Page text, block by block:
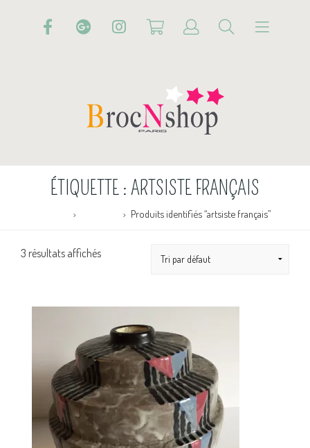
ÉTIQUETTE : ARTSISTE FRANÇAIS
Produits identifiés “artsiste français”
3 résultats affichés